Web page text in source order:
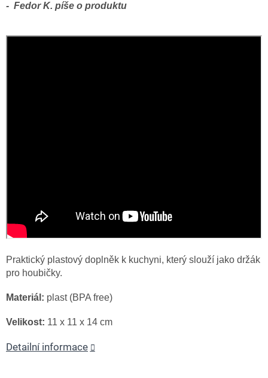
- Fedor K. píše o produktu
Praktický plastový doplněk k kuchyni, který slouží jako držák
pro houbičky.
Materiál: plast (BPA free)
Velikost: 11 x 11 x 14 cm
Detailní informace